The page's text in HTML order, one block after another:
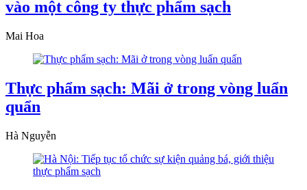
vào một công ty thực phẩm sạch
Mai Hoa
Thực phẩm sạch: Mãi ở trong vòng luẩn
quẩn
Hà Nguyễn